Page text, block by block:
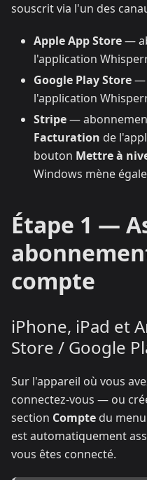
souscrit via l'un des
Apple App Store—
l'application
Google Play Store—
l'application
Stripe—
Facturation de
bouton Mettre à
Windows mène
Étape 1 —
compte
iPhone, iPad et
Store / Google
Sur l'appareil où vous
connectez-vous — ou
section Compte du
est automatiquement
vous êtes connecté.